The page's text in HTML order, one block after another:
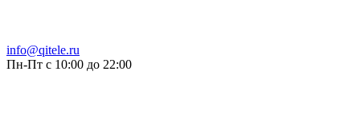
info@qitele.ru
Пн-Пт с 10:00 до 22:00